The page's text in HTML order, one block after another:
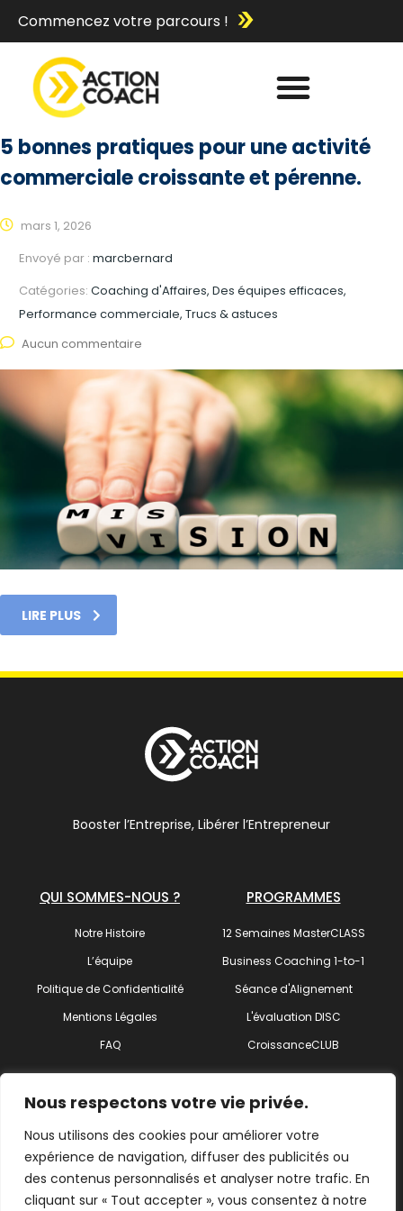
Nous respectons votre vie privée.
Nous utilisons des cookies pour améliorer votre
expérience de navigation, diffuser des publicités ou
des contenus personnalisés et analyser notre trafic. En
cliquant sur « Tout accepter », vous consentez à notre
Commencez votre parcours !
5 bonnes pratiques pour une activité
commerciale croissante et pérenne.
mars 1, 2026
Envoyé par : marcbernard
Catégories: Coaching d'Affaires, Des équipes efficaces,
Performance commerciale, Trucs & astuces
Aucun commentaire
LIRE PLUS
Booster l’Entreprise, Libérer l’Entrepreneur
QUI SOMMES-NOUS ?
Notre Histoire
L’équipe
Politique de Confidentialité
Mentions Légales
FAQ
PROGRAMMES
12 Semaines MasterCLASS
Business Coaching 1-to-1
Séance d'Alignement
L'évaluation DISC
CroissanceCLUB
Trouvez votre coach